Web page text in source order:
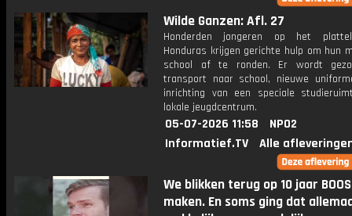
Wilde Ganzen: Afl. 27
Honderden jongeren op het
Honduras krijgen gerichte hulp om hun
school af te ronden. Er wordt
transport naar school, nieuwe
inrichting van een speciale
lokale jeugdcentrum.
05-07-2026 11:58
NPO2
Informatief.TV
Alle
We blikken terug op 10 jaar BOOS
maken. En soms ging dat